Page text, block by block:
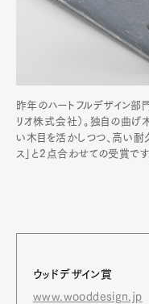
昨年のハートフルデザイン部
リオ株式会社）。独自の曲
い木目を活かしつつ、高い
ス」と2点合わせての受賞です
ウッドデザイン賞
www.wooddesign.jp